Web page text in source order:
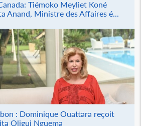
Tiémoko Meyliet Koné
Anand, Ministre des Affaires é...
: Dominique Ouattara reçoit
Oligui Nguema